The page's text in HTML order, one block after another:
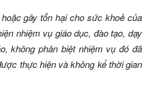
gây tổn hại cho sức khoẻ của
nhiệm vụ giáo dục, đào tạo, dạy
không phân biệt nhiệm vụ đó đã
thực hiện và không kể thời gian